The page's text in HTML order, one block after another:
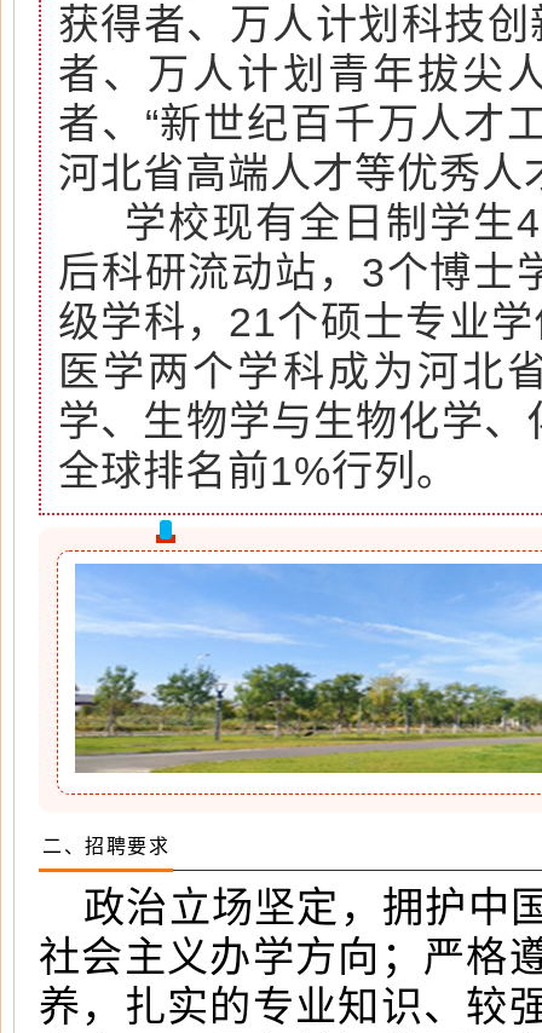
获得者、万人计划科技
者、万人计划青年拔尖
者、“新世纪百千万人才
河北省高端人才等优秀人
学校现有全日制学生
后科研流动站，3个博士
级学科，21个硕士专业
医学两个学科成为河北
学、生物学与生物化学
全球排名前1%行列。
二、招聘要求
政治立场坚定，拥护中
社会主义办学方向；严格
养，扎实的专业知识、较